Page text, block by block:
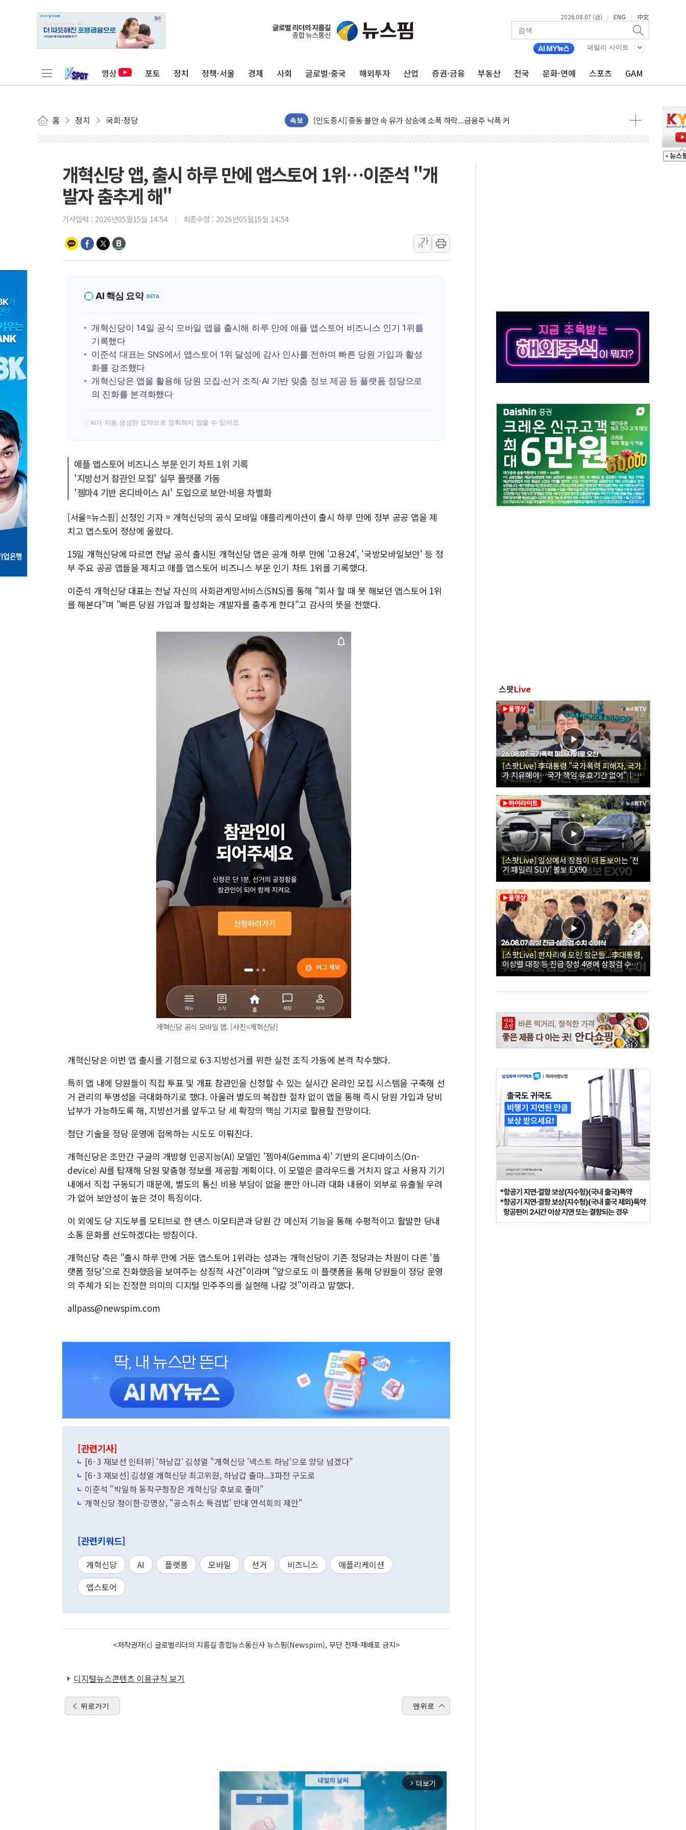
2026.08.07 (금) | ENG | 中文
패밀리 사이트
영상 포토 정치 정책·서울 경제 사회 글로벌·중국 해외투자 산업 증권·금융 부동산 전국 문화·연예 스포츠 GAM
홈 정치 국회·정당 속보
이란와이어 "이란 최고지도자 위독…곧 사망해도 놀랍지 않아"
남동발전, 해남군에 국내 최대 규모 400MW 태양광 착공…여의도 1.6배 규모
황희 '폐버스 청년주택' SNS 글 역풍에 "정부정책 아냐" 해명
폭염 누그러지고 가뭄 숙지나...경북동해안권 8~9일 최대 100mm 호우
신길동 신축도 3.3㎡당 7250만원…써밋 클라비온 59㎡ 18억원대
용산공원·그린벨트로 또 충돌…반복되는 국토부-서울시 '정책 엇박자'
'찜통더위'에 전력수요 역대 최고치 경신…한낮 총수요 104.3GW 기록
후티 반군, 예멘 정부군과 사우디 동시 공격… 위기 고조되는 또 다른 중동 화약고
40.2도 찍은 서울 등 폭염중대경보 해제…누적 온열질환자 2872명
"文정부 악몽 재현 안돼"...李 부동산 세제안에 與 내부서 '총선·대선 직격탄' 우려
개혁신당 앱, 출시 하루 만에 앱스토어 1위…이준석 "개
발자 춤추게 해"
기사입력 : 2026년05월15일 14:54 최종수정 : 2026년05월15일 14:54
가
가
AI 핵심 요약 BETA
개혁신당이 14일 공식 모바일 앱을 출시해 하루 만에 애플 앱스토어 비즈니스 인기 1위를
기록했다
이준석 대표는 SNS에서 앱스토어 1위 달성에 감사 인사를 전하며 빠른 당원 가입과 활성
화를 강조했다
개혁신당은 앱을 활용해 당원 모집·선거 조직·AI 기반 맞춤 정보 제공 등 플랫폼 정당으로
의 진화를 본격화했다
! AI가 자동 생성한 요약으로 정확하지 않을 수 있어요.
애플 앱스토어 비즈니스 부문 인기 차트 1위 기록
'지방선거 참관인 모집' 실무 플랫폼 가동
'젬마4 기반 온디바이스 AI' 도입으로 보안·비용 차별화
[서울=뉴스핌] 신정인 기자 = 개혁신당의 공식 모바일 애플리케이션이 출시 하루 만에 정부 공공 앱을 제
치고 앱스토어 정상에 올랐다.
15일 개혁신당에 따르면 전날 공식 출시된 개혁신당 앱은 공개 하루 만에 '고용24', '국방모바일보안' 등 정
부 주요 공공 앱들을 제치고 애플 앱스토어 비즈니스 부문 인기 차트 1위를 기록했다.
이준석 개혁신당 대표는 전날 자신의 사회관계망서비스(SNS)를 통해 "회사 할 때 못 해보던 앱스토어 1위
를 해본다"며 "빠른 당원 가입과 활성화는 개발자를 춤추게 한다"고 감사의 뜻을 전했다.
개혁신당 공식 모바일 앱. [사진=개혁신당]
개혁신당은 이번 앱 출시를 기점으로 6·3 지방선거를 위한 실전 조직 가동에 본격 착수했다.
특히 앱 내에 당원들이 직접 투표 및 개표 참관인을 신청할 수 있는 실시간 온라인 모집 시스템을 구축해 선
거 관리의 투명성을 극대화하기로 했다. 아울러 별도의 복잡한 절차 없이 앱을 통해 즉시 당원 가입과 당비
납부가 가능하도록 해, 지방선거를 앞두고 당 세 확장의 핵심 기지로 활용할 전망이다.
첨단 기술을 정당 운영에 접목하는 시도도 이뤄진다.
개혁신당은 조만간 구글의 개방형 인공지능(AI) 모델인 '젬마4(Gemma 4)' 기반의 온디바이스(On-
device) AI를 탑재해 당원 맞춤형 정보를 제공할 계획이다. 이 모델은 클라우드를 거치지 않고 사용자 기기
내에서 직접 구동되기 때문에, 별도의 통신 비용 부담이 없을 뿐만 아니라 대화 내용이 외부로 유출될 우려
가 없어 보안성이 높은 것이 특징이다.
이 외에도 당 지도부를 모티브로 한 댄스 이모티콘과 당원 간 메신저 기능을 통해 수평적이고 활발한 당내
소통 문화를 선도하겠다는 방침이다.
개혁신당 측은 "출시 하루 만에 거둔 앱스토어 1위라는 성과는 개혁신당이 기존 정당과는 차원이 다른 '플
랫폼 정당'으로 진화했음을 보여주는 상징적 사건"이라며 "앞으로도 이 플랫폼을 통해 당원들이 정당 운영
의 주체가 되는 진정한 의미의 디지털 민주주의를 실현해 나갈 것"이라고 말했다.
allpass@newspim.com
[관련기사]
[6·3 재보선 인터뷰] '하남갑' 김성열 "개혁신당 '넥스트 하남'으로 양당 넘겠다"
[6·3 재보선] 김성열 개혁신당 최고위원, 하남갑 출마...3파전 구도로
이준석 "박일하 동작구청장은 개혁신당 후보로 출마"
개혁신당 정이한·강명상, "공소취소 특검법' 반대 연석회의 제안"
[관련키워드]
개혁신당 AI 플랫폼 모바일 선거 비즈니스
애플리케이션
앱스토어
<저작권자(c) 글로벌리더의 지름길 종합뉴스통신사 뉴스핌(Newspim), 무단 전재-재배포 금지>
디지털뉴스콘텐츠 이용규칙 보기
뒤로가기 맨위로
arrow_forward_ios 더보기
스팟Live
[스팟Live] 李대통령 "국가폭력 피해자, 국가
가 치유해야…국가 책임 유효기간 없어"｜
26.08.07 국가폭력 피해자 위로 오찬
[스팟Live] 일상에서 장점이 더 돋보이는 '전
기 패밀리 SUV' 볼보 EX90
[스팟Live] 한자리에 모인 장군들...李대통령,
이상렬 대장 등 진급 장성 4명에 삼정검 수치
직접 수여｜26.08.07 장성 진급·삼정검 수치